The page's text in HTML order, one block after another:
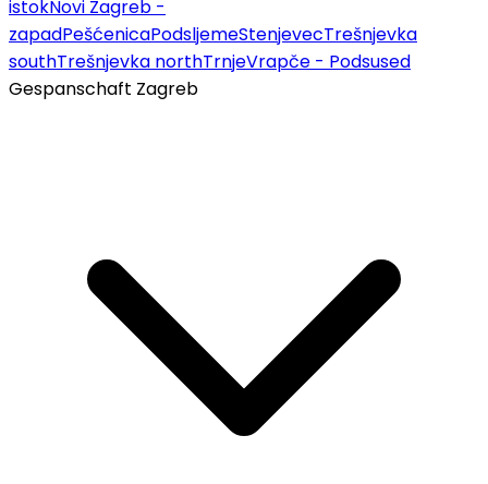
istokNovi Zagreb -
zapadPešćenicaPodsljemeStenjevecTrešnjevka
southTrešnjevka northTrnjeVrapče - Podsused
Gespanschaft Zagreb